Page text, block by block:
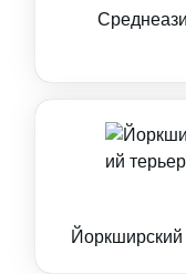
Йоркширский